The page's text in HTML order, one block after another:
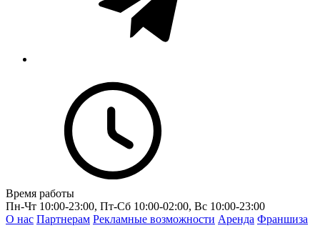
Время работы
Пн-Чт 10:00-23:00, Пт-Сб 10:00-02:00, Вс 10:00-23:00
О нас Партнерам Рекламные возможности Аренда Франшиза